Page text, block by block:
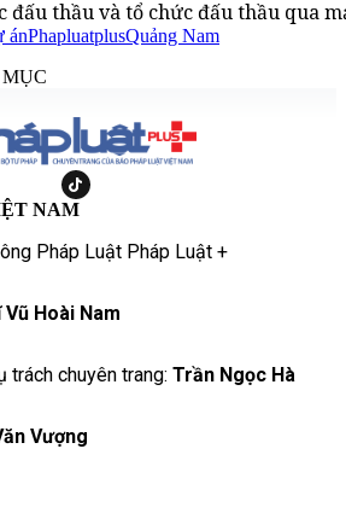
đấu thầu và tổ chức đấu thầu qua
ánPhapluatplusQuảng Nam
NAM
Pháp Luật Pháp Luật +
Hoài Nam
trách chuyên trang: Trần Ngọc Hà
Vượng